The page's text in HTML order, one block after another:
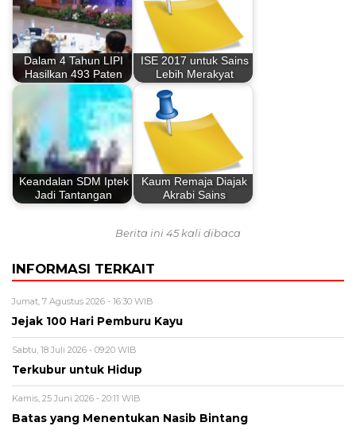
Dalam 4 Tahun LIPI
Hasilkan 493 Paten
ISE 2017 untuk Sains
Lebih Merakyat
Keandalan SDM Iptek
Jadi Tantangan
Kaum Remaja Diajak
Akrabi Sains
Berita ini 45 kali dibaca
INFORMASI TERKAIT
Jumat, 7 Agustus 2026 - 16:30 WIB
Jejak 100 Hari Pemburu Kayu
Sabtu, 18 Juli 2026 - 09:20 WIB
Terkubur untuk Hidup
Kamis, 25 Juni 2026 - 20:11 WIB
Batas yang Menentukan Nasib Bintang